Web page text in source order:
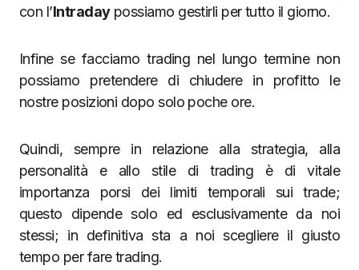
con l’Intradaypossiamo gestirli per tutto il giorno.
Infine se facciamo trading nel lungo termine non
possiamo pretendere di chiudere in profitto le
nostre posizioni dopo solo poche ore.
Quindi, sempre in relazione alla strategia, alla
personalità e allo stile di trading è di vitale
importanza porsi dei limiti temporali sui trade;
questo dipende solo ed esclusivamente da noi
stessi; in definitiva sta a noi scegliere il giusto
tempo per fare trading.